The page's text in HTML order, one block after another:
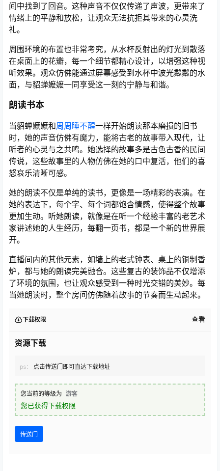
间中找到了回音。这种声音不仅仅传递了声波，更带来了
情绪上的平静和放松，让观众无法抗拒其带来的心灵洗
礼。
周围环境的布置也非常考究，从水杯反射出的灯光到散落
在桌面上的花瓣，每一个细节都精心设计，以增强这种视
听效果。观众仿佛能通过屏幕感受到水杯中波光粼粼的水
面，与貂蝉嬷嬷一同享受这一刻的宁静与和谐。
朗读书本
当貂蝉嬷嬷和周周睡不醒一样开始朗读那本磨损的旧书
时，她的声音仿佛有魔力，能将古老的故事带入现代，让
听者的心灵与之共鸣。她选择的故事多是古色古香的民间
传说，这些故事里的人物仿佛在她的口中复活，他们的喜
怒哀乐清晰可感。
她的朗读不仅是单纯的读书，更像是一场精彩的表演。在
她的表达下，每个字、每个词都饱含情感，使得整个故事
更加生动。听她朗读，就像是在听一个经验丰富的老艺术
家讲述她的人生经历，每翻一页书，都是一个新的世界展
开。
直播间内的其他元素，如墙上的老式钟表、桌上的铜制香
炉，都与她的朗读完美融合。这些复古的装饰品不仅增添
了环境的氛围，也让观众感受到一种时光交错的美妙。每
当她朗读时，整个房间仿佛随着故事的节奏而生动起来。
下载权限 查看
资源下载
ps： 点击传送门即可直达下载地址
您当前的等级为 游客
您已获得下载权限
传送门